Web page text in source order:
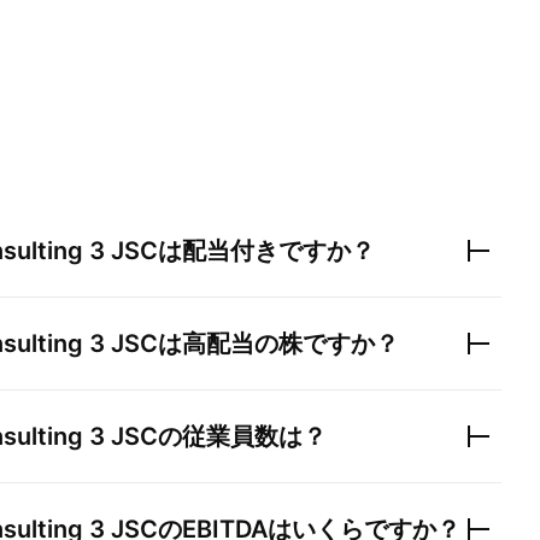
3 JSCは配当付きですか？
3 JSCは高配当の株ですか？
3 JSCの従業員数は？
3 JSCのEBITDAはいくらですか？